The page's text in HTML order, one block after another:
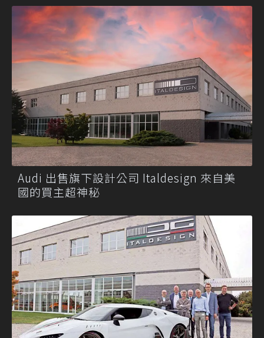
Audi 出售旗下設計公司 Italdesign 來自美
國的買主超神秘